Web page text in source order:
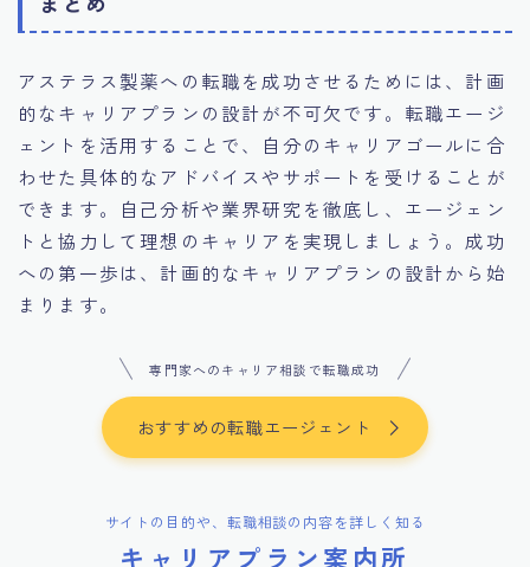
アステラス製薬への転職を成功させるためには、計画
的なキャリアプランの設計が不可欠です。転職エージ
ェントを活用することで、自分のキャリアゴールに合
わせた具体的なアドバイスやサポートを受けることが
できます。自己分析や業界研究を徹底し、エージェン
トと協力して理想のキャリアを実現しましょう。成功
への第一歩は、計画的なキャリアプランの設計から始
まります。
専門家へのキャリア相談で転職成功
おすすめの転職エージェント
サイトの目的や、転職相談の内容を詳しく知る
キャリアプラン案内所